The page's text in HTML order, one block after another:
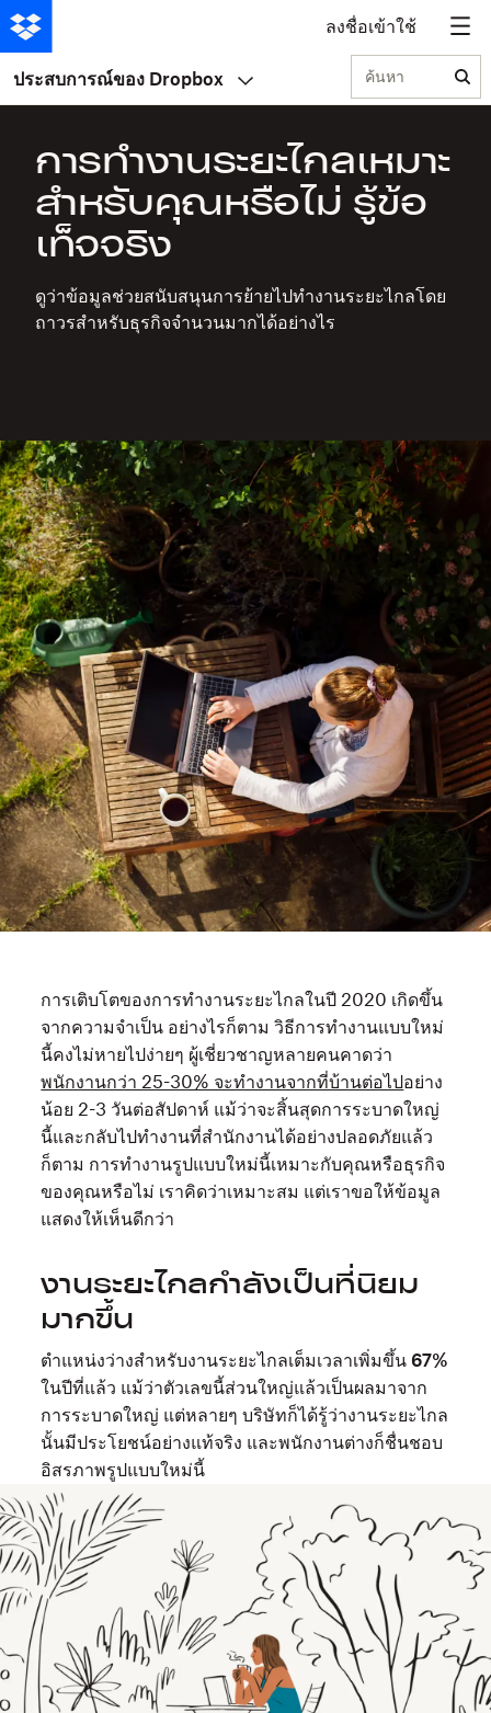
ลงชื่อเข้าใช้
ประสบการณ์ของ Dropbox ค้นหา
การทำงานระยะไกลเหมาะ
สำหรับคุณหรือไม่ รู้ข้อ
เท็จจริง
ดูว่าข้อมูลช่วยสนับสนุนการย้ายไปทำงานระยะไกลโดย
ถาวรสำหรับธุรกิจจำนวนมากได้อย่างไร
การเติบโตของการทำงานระยะไกลในปี 2020 เกิดขึ้น
จากความจำเป็น อย่างไรก็ตาม วิธีการทำงานแบบใหม่
นี้คงไม่หายไปง่ายๆ ผู้เชี่ยวชาญหลายคนคาดว่า
พนักงานกว่า 25-30% จะทำงานจากที่บ้านต่อไปอย่าง
น้อย 2-3 วันต่อสัปดาห์ แม้ว่าจะสิ้นสุดการระบาดใหญ่
นี้และกลับไปทำงานที่สำนักงานได้อย่างปลอดภัยแล้ว
ก็ตาม การทำงานรูปแบบใหม่นี้เหมาะกับคุณหรือธุรกิจ
ของคุณหรือไม่ เราคิดว่าเหมาะสม แต่เราขอให้ข้อมูล
แสดงให้เห็นดีกว่า
งานระยะไกลกำลังเป็นที่นิยม
มากขึ้น
ตำแหน่งว่างสำหรับงานระยะไกลเต็มเวลาเพิ่มขึ้น 67%
ในปีที่แล้ว แม้ว่าตัวเลขนี้ส่วนใหญ่แล้วเป็นผลมาจาก
การระบาดใหญ่ แต่หลายๆ บริษัทก็ได้รู้ว่างานระยะไกล
นั้นมีประโยชน์อย่างแท้จริง และพนักงานต่างก็ชื่นชอบ
อิสรภาพรูปแบบใหม่นี้